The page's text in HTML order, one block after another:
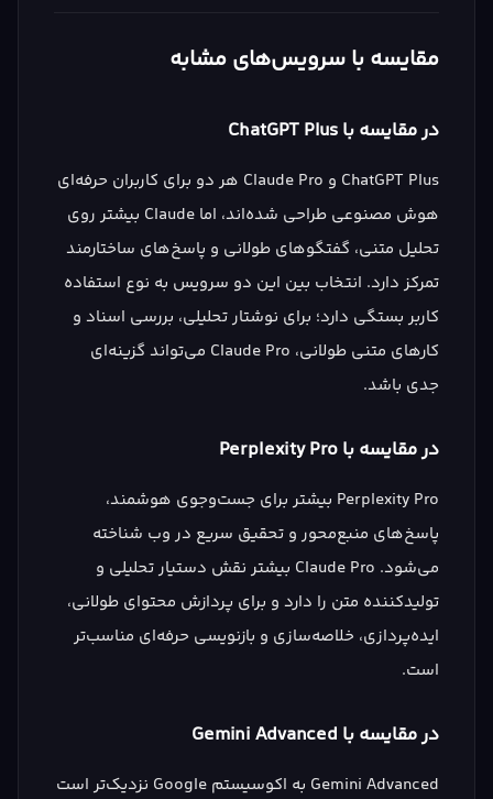
مقایسه با سرویس‌های مشابه
در مقایسه با ChatGPT Plus
ChatGPT Plus و Claude Pro هر دو برای کاربران حرفه‌ای
هوش مصنوعی طراحی شده‌اند، اما Claude بیشتر روی
تحلیل متنی، گفتگوهای طولانی و پاسخ‌های ساختارمند
تمرکز دارد. انتخاب بین این دو سرویس به نوع استفاده
کاربر بستگی دارد؛ برای نوشتار تحلیلی، بررسی اسناد و
کارهای متنی طولانی، Claude Pro می‌تواند گزینه‌ای
جدی باشد.
در مقایسه با Perplexity Pro
Perplexity Pro بیشتر برای جست‌وجوی هوشمند،
پاسخ‌های منبع‌محور و تحقیق سریع در وب شناخته
می‌شود. Claude Pro بیشتر نقش دستیار تحلیلی و
تولیدکننده متن را دارد و برای پردازش محتوای طولانی،
ایده‌پردازی، خلاصه‌سازی و بازنویسی حرفه‌ای مناسب‌تر
است.
در مقایسه با Gemini Advanced
Gemini Advanced به اکوسیستم Google نزدیک‌تر است